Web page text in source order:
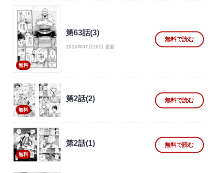
無料
第63話(3)
2026年07月20日 更新
無料で読む
無料
第2話(2) 無料で読む
無料
第2話(1) 無料で読む